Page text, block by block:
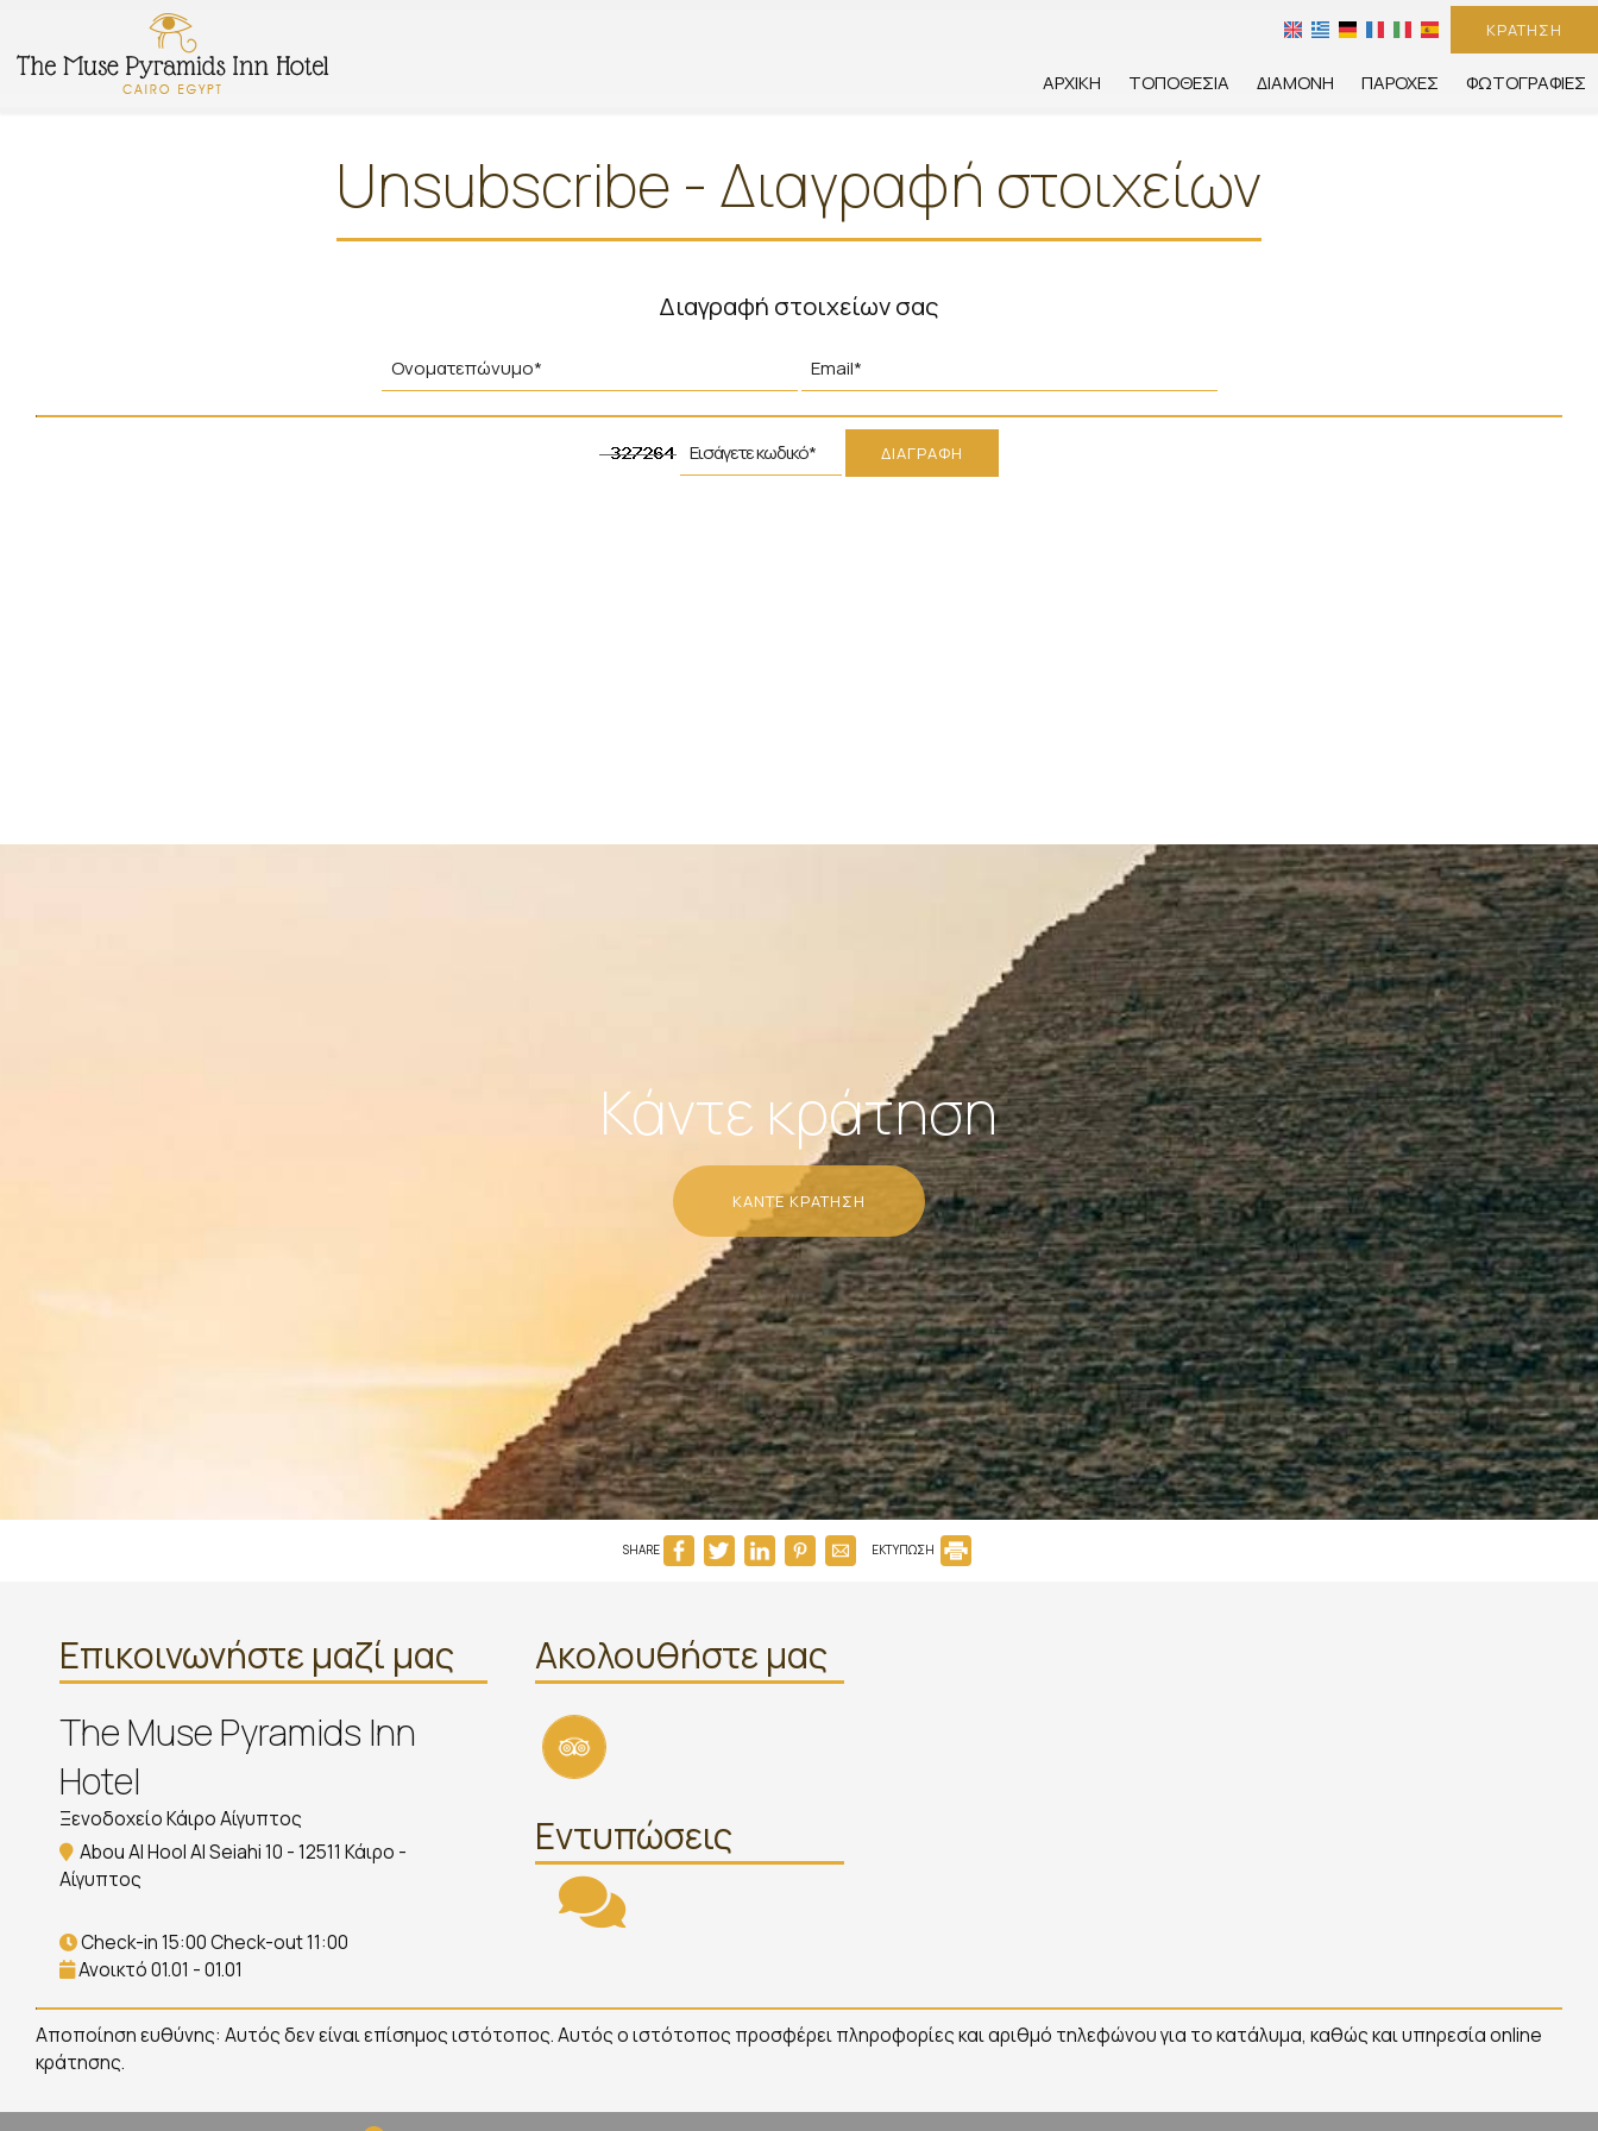
ΚΡΆΤΗΣΗ
ΑΡΧΙΚΉ ΤΟΠΟΘΕΣΊΑ ΔΙΑΜΟΝΉ ΠΑΡΟΧΈΣ ΦΩΤΟΓΡΑΦΊΕΣ
Unsubscribe - Διαγραφή στοιχείων
Διαγραφή στοιχείων σας
ΔΙΑΓΡΑΦΉ
Κάντε κράτηση
ΚΆΝΤΕ ΚΡΆΤΗΣΗ
SHARE ΕΚΤΥΠΩΣΗ
Επικοινωνήστε μαζί μας
The Muse Pyramids Inn
Hotel
Ξενοδοχείο Κάιρο Αίγυπτος
Abou Al Hool Al Seiahi 10 - 12511 Κάιρο -
Αίγυπτος
Check-in 15:00 Check-out 11:00
Ανοικτό 01.01 - 01.01
Ακολουθήστε μας
Εντυπώσεις
Αποποίηση ευθύνης: Αυτός δεν είναι επίσημος ιστότοπος. Αυτός ο ιστότοπος προσφέρει πληροφορίες και αριθμό τηλεφώνου για το κατάλυμα, καθώς και υπηρεσία online
κράτησης.